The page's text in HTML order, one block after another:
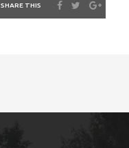
SHARE THIS